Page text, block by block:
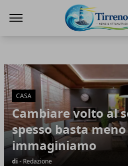
Articoli in Evidenza
CASA
Cambiare volto al
spesso basta
immaginiamo
di - Redazione